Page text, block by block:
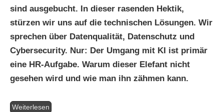
sind ausgebucht. In dieser rasenden Hektik,
stürzen wir uns auf die technischen Lösungen. Wir
sprechen über Datenqualität, Datenschutz und
Cybersecurity. Nur: Der Umgang mit KI ist primär
eine HR-Aufgabe. Warum dieser Elefant nicht
gesehen wird und wie man ihn zähmen kann.
Weiterlesen